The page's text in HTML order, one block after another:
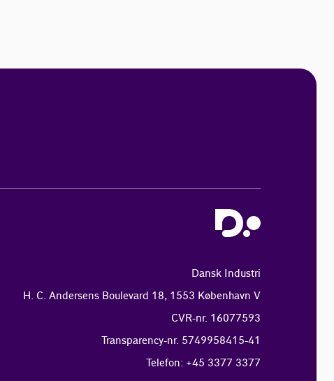
Dansk Industri
H. C. Andersens Boulevard 18, 1553 København V
CVR-nr. 16077593
Transparency-nr. 5749958415-41
Telefon: +45 3377 3377